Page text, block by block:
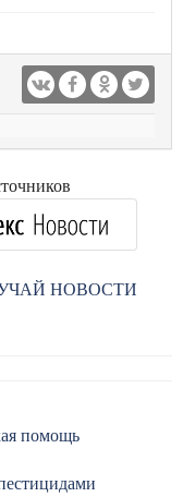
НОВОСТИ
помощь